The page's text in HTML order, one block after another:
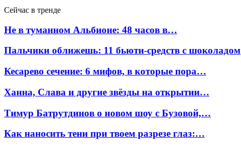
Сейчас в тренде
Не в туманном Альбионе: 48 часов в…
Пальчики оближешь: 11 бьюти-средств с шоколадом
Кесарево сечение: 6 мифов, в которые пора…
Ханна, Слава и другие звёзды на открытии…
Тимур Батрутдинов о новом шоу с Бузовой,…
Как наносить тени при твоем разрезе глаз:…